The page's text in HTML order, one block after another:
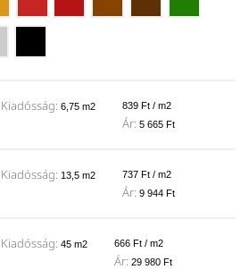
Kiadósság: 6,75 m2 839 Ft / m2
Ár: 5 665 Ft
Kiadósság: 13,5 m2 737 Ft / m2
Ár: 9 944 Ft
Kiadósság: 45 m2 666 Ft / m2
Ár: 29 980 Ft